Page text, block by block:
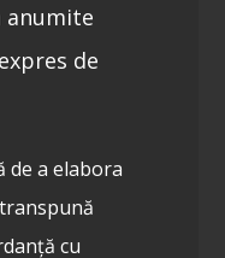
de
de a elabora
cu